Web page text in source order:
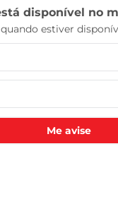
Me avise